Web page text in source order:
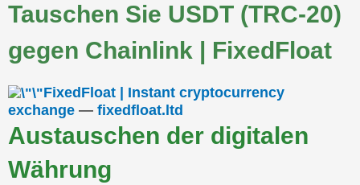
Tauschen Sie USDT (TRC-20)
gegen Chainlink | FixedFloat
FixedFloat | Instant cryptocurrency
exchange — fixedfloat.ltd
Austauschen der digitalen
Währung